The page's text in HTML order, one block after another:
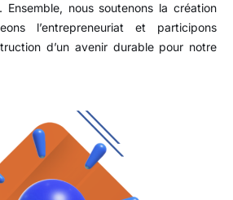
Ensemble, nous soutenons la création
l’entrepreneuriat et participons
d’un avenir durable pour notre